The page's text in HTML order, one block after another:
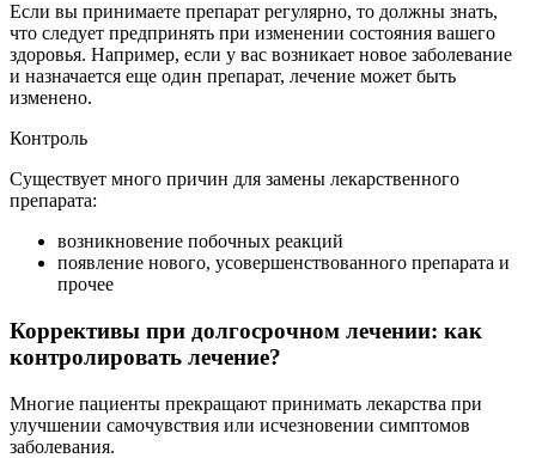
Если вы принимаете препарат регулярно, то должны знать,
что следует предпринять при изменении состояния вашего
здоровья. Например, если у вас возникает новое заболевание
и назначается еще один препарат, лечение может быть
изменено.
Контроль
Существует много причин для замены лекарственного
препарата:
возникновение побочных реакций
появление нового, усовершенствованного препарата и
прочее
Коррективы при долгосрочном лечении: как
контролировать лечение?
Многие пациенты прекращают принимать лекарства при
улучшении самочувствия или исчезновении симптомов
заболевания.